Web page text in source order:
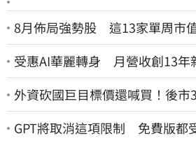
8月佈局強勢股 這13家單周市
受惠AI華麗轉身 月營收創13年
外資砍國巨目標價還喊買！後市
GPT將取消這項限制 免費版都